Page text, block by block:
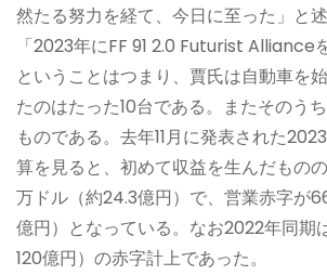
然たる努力を経て、今日に至った」と述
「2023年にFF 91 2.0 Futurist Alliance
ということはつまり、賈氏は自動車を
たのはたった10台である。またそのう
ものである。去年11月に発表された
算を見ると、初めて収益を生んだもの
万ドル（約24.3億円）で、営業赤字が
億円）となっている。なお2022年同期
120億円）の赤字計上であった。